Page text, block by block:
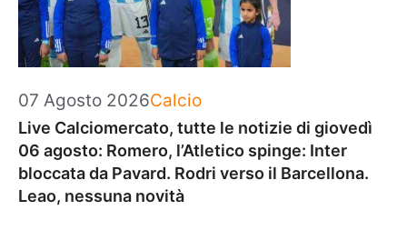
07 Agosto 2026Categorie
Calcio
Live Calciomercato, tutte le notizie di giovedì
06 agosto: Romero, l’Atletico spinge: Inter
bloccata da Pavard. Rodri verso il Barcellona.
Leao, nessuna novità